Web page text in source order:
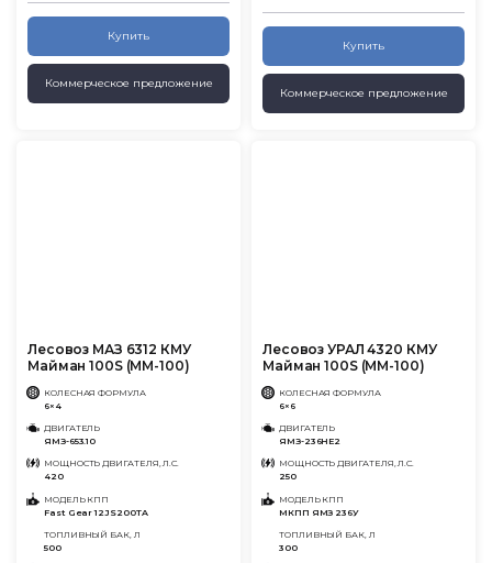
Купить
Коммерческое предложение
Купить
Коммерческое предложение
Лесовоз МАЗ 6312 КМУ
Майман 100S (ММ-100)
КОЛЕСНАЯ ФОРМУЛА
6×4
ДВИГАТЕЛЬ
ЯМЗ-653.10
МОЩНОСТЬ ДВИГАТЕЛЯ, Л.С.
420
МОДЕЛЬ КПП
Fast Gear 12JS200TA
ТОПЛИВНЫЙ БАК, Л
500
Лесовоз УРАЛ 4320 КМУ
Майман 100S (ММ-100)
КОЛЕСНАЯ ФОРМУЛА
6×6
ДВИГАТЕЛЬ
ЯМЗ-236НЕ2
МОЩНОСТЬ ДВИГАТЕЛЯ, Л.С.
250
МОДЕЛЬ КПП
МКПП ЯМЗ 236У
ТОПЛИВНЫЙ БАК, Л
300